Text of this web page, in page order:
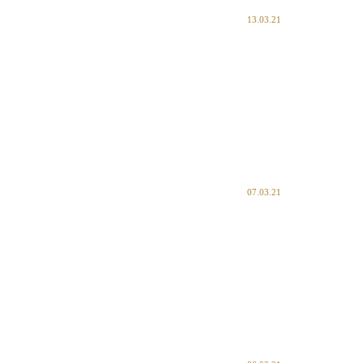
13.03.21
07.03.21